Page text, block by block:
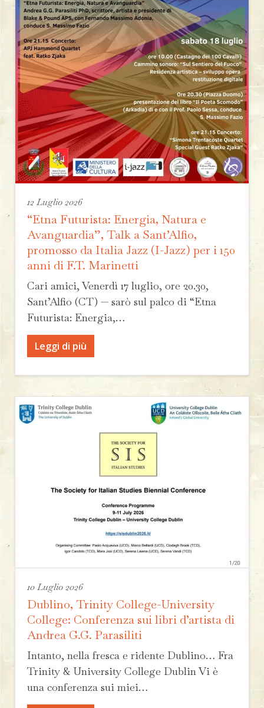
12 Luglio 2026
“Etna Futurista: Energia, Natura e
Avanguardia”, Talk a Sant’Alfio,
promosso da Italia Jazz (I-Jazz) per i 150
anni di F.T. Marinetti
Cari amici, Venerdì 17 luglio, ore 20.30,
Sant’Alfio (CT) — sarò sul palco di “Etna
Futurista: Energia,…
Leggi di più
10 Luglio 2026
Dublino, Trinity College-University
College: Conferenza sui libri d’artista di
Andrea G.G. Parasiliti
Intanto, nella fresca e ridente Dublino… Fra
Trinity & University College Dublin Vi è
una conferenza sui miei…